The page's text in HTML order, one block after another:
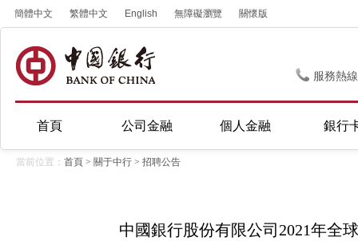
簡體中文 繁體中文 English 無障礙瀏覽 關懷版
服務熱
首頁 公司金融 個人金融 銀行
當前位置： 首頁 > 關于中行 > 招聘公告
中國銀行股份有限公司2021年全